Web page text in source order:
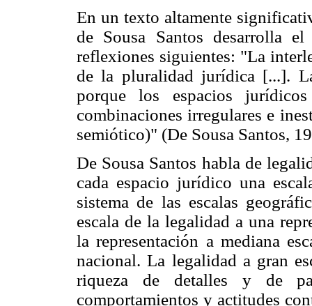
En un texto altamente
de Sousa Santos desarrolla
reflexiones siguientes: "La
de la pluralidad jurídica [...].
porque los espacios
combinaciones irregulares e
semiótico)" (De Sousa Santos,
De Sousa Santos habla de
cada espacio jurídico una
sistema de las escalas
escala de la legalidad a una
la representación a mediana
nacional. La legalidad a gran
riqueza de detalles y de
comportamientos y actitudes